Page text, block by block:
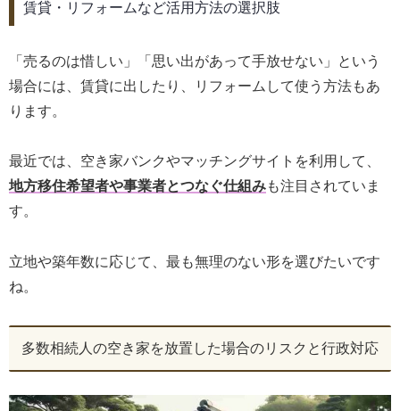
賃貸・リフォームなど活用方法の選択肢
「売るのは惜しい」「思い出があって手放せない」という
場合には、賃貸に出したり、リフォームして使う方法もあ
ります。
最近では、空き家バンクやマッチングサイトを利用して、
地方移住希望者や事業者とつなぐ仕組みも注目されていま
す。
立地や築年数に応じて、最も無理のない形を選びたいです
ね。
多数相続人の空き家を放置した場合のリスクと行政対応